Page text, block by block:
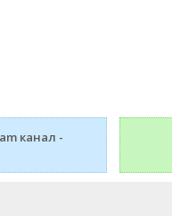
канал -